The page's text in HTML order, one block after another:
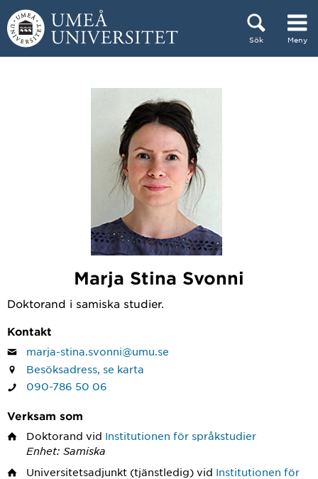
Hoppa direkt till innehållet
Sök Meny
Marja Stina Svonni
Doktorand i samiska studier.
Kontakt
marja-stina.svonni@umu.se
Besöksadress, se karta
090-786 50 06
Verksam som
Doktorand vid Institutionen för språkstudier
Enhet: Samiska
Universitetsadjunkt (tjänstledig) vid Institutionen för